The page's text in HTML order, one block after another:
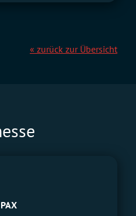
« zurück zur Übersicht